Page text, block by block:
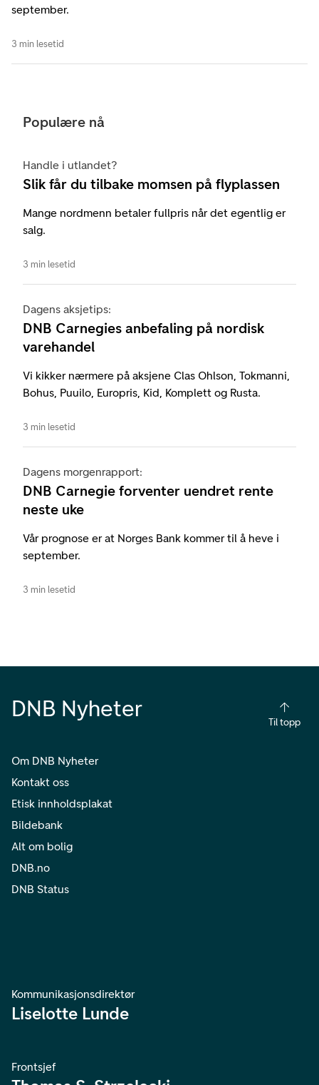
september.
3 min lesetid
Populære nå
Handle i utlandet?
Slik får du tilbake momsen på flyplassen
Mange nordmenn betaler fullpris når det egentlig er
salg.
3 min lesetid
Dagens aksjetips:
DNB Carnegies anbefaling på nordisk
varehandel
Vi kikker nærmere på aksjene Clas Ohlson, Tokmanni,
Bohus, Puuilo, Europris, Kid, Komplett og Rusta.
3 min lesetid
Dagens morgenrapport:
DNB Carnegie forventer uendret rente
neste uke
Vår prognose er at Norges Bank kommer til å heve i
september.
3 min lesetid
DNB Nyheter
Til topp
Om DNB Nyheter
Kontakt oss
Etisk innholdsplakat
Bildebank
Alt om bolig
DNB.no
DNB Status
Kommunikasjonsdirektør
Liselotte Lunde
Frontsjef